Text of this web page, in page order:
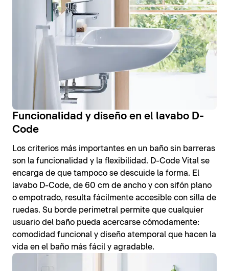
Funcionalidad y diseño en el lavabo D-
Code
Los criterios más importantes en un baño sin barreras
son la funcionalidad y la flexibilidad. D-Code Vital se
encarga de que tampoco se descuide la forma. El
lavabo D-Code, de 60 cm de ancho y con sifón plano
o empotrado, resulta fácilmente accesible con silla de
ruedas. Su borde perimetral permite que cualquier
usuario del baño pueda acercarse cómodamente:
comodidad funcional y diseño atemporal que hacen la
vida en el baño más fácil y agradable.